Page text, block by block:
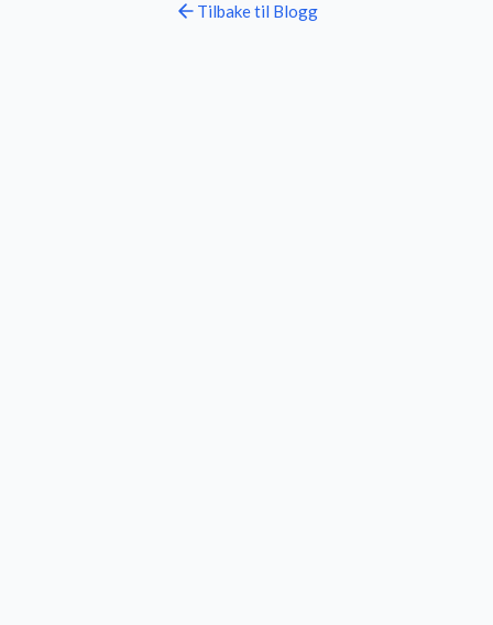
Tilbake til Blogg